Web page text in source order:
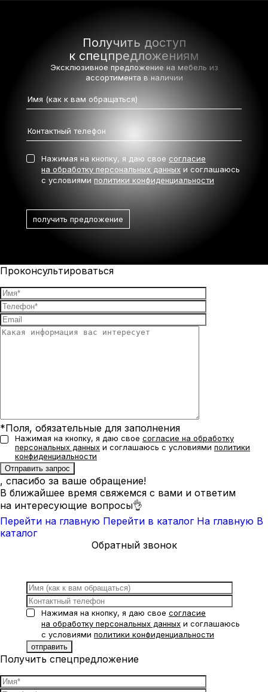
Получить доступ
к спецпредложениям
Эксклюзивное предложение на мебель из
ассортимента в наличии
Нажимая на кнопку, я даю свое согласие
на обработку персональных данных и соглашаюсь
с условиями политики конфиденциальности
Проконсультироваться
*Поля, обязательные для заполнения
Нажимая на кнопку, я даю свое согласие на обработку
персональных данных и соглашаюсь с условиями политики
конфиденциальности
, спасибо за ваше обращение!
В ближайшее время свяжемся с вами и ответим
на интересующие вопросы👌
Перейти на главную Перейти в каталог На главную В
каталог
Обратный звонок
Нажимая на кнопку, я даю свое согласие
на обработку персональных данных и соглашаюсь
с условиями политики конфиденциальности
Получить спецпредложение